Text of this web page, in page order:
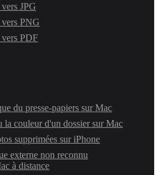
JPG
PNG
PDF
du presse-papiers sur Mac
couleur d'un dossier sur Mac
supprimées sur iPhone
externe non reconnu
à distance